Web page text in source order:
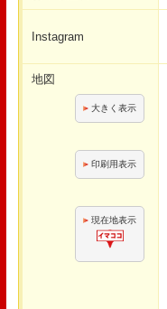
Instagram
地図
大きく表示
印刷用表示
現在地表示